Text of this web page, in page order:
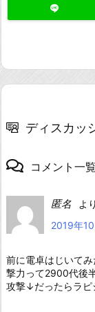
ディスカッ
コメント一覧
匿名
よ
2019年
前に電卓はじいて
撃力って2900代後
攻撃↓だったらラ